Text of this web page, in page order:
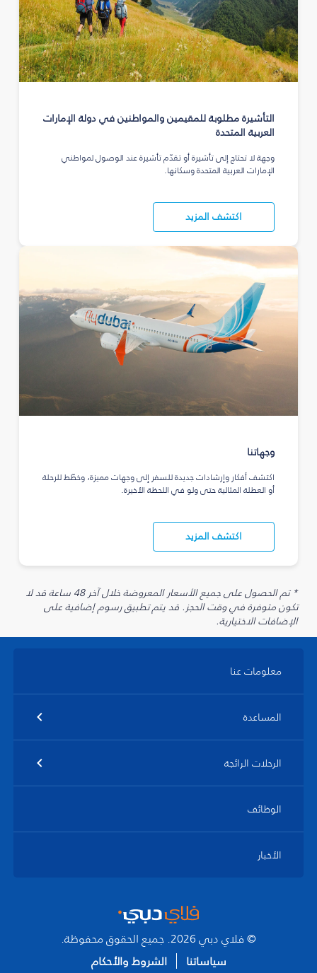
التأشيرة مطلوبة للمقيمين والمواطنين في دولة الإمارات
العربية المتحدة
وجهة لا تحتاج إلى تأشيرة أو تقدّم تأشيرة عند الوصول لمواطني
الإمارات العربية المتحدة وسكانها.
اكتشف المزيد
وجهاتنا
اكتشف أفكار وإرشادات جديدة للسفر إلى وجهات مميزة، وخطّط للرحلة
أو العطلة المثالية حتى ولو في اللحظة الأخيرة.
اكتشف المزيد
* تم الحصول على جميع الأسعار المعروضة خلال آخر 48 ساعة قد لا
تكون متوفرة في وقت الحجز. قد يتم تطبيق رسوم إضافية على
الإضافات الاختيارية.
معلومات عنا
المساعدة
الرحلات الرائجة
الوظائف
الأخبار
© فلاي دبي 2026. جميع الحقوق محفوظة.
سياساتنا
الشروط والأحكام